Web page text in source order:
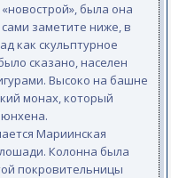
была она
заметите ниже, в
как скульптурное
сказано, населен
Высоко на башне
монах, который
Мариинская
Колонна была
покровительницы